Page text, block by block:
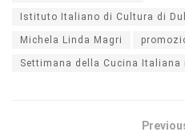
Istituto Italiano di Cultura di
Michela Linda Magri
Settimana della Cucina Italiana